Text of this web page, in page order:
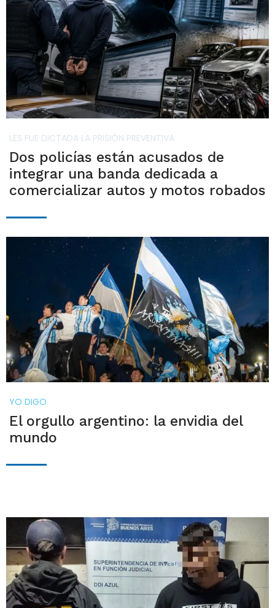
LES FUE DICTADA LA PRISIÓN PREVENTIVA
Dos policías están acusados de
integrar una banda dedicada a
comercializar autos y motos robados
YO DIGO
El orgullo argentino: la envidia del
mundo